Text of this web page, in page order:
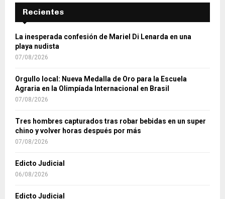
Recientes
La inesperada confesión de Mariel Di Lenarda en una
playa nudista
07/08/2026
Orgullo local: Nueva Medalla de Oro para la Escuela
Agraria en la Olimpíada Internacional en Brasil
07/08/2026
Tres hombres capturados tras robar bebidas en un super
chino y volver horas después por más
07/08/2026
Edicto Judicial
06/08/2026
Edicto Judicial